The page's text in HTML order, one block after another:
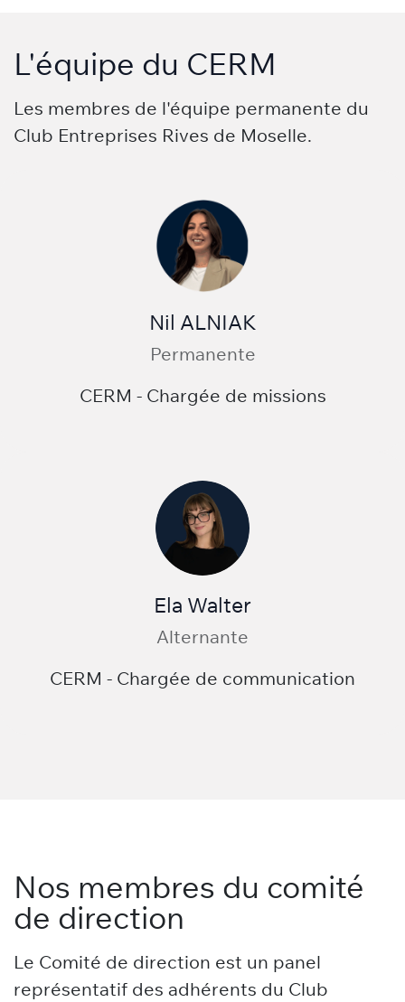
L'équipe du CERM
Les membres de l'équipe permanente du
Club Entreprises Rives de Moselle.
Nil ALNIAK
Permanente
CERM - Chargée de missions
Ela Walter
Alternante
CERM - Chargée de communication
Nos membres du comité
de direction
Le Comité de direction est un panel
représentatif des adhérents du Club